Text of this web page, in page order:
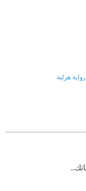
رواية هزلية